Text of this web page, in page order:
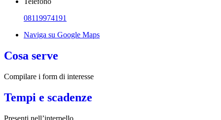
08119974191
Naviga su Google Maps
Cosa serve
Compilare i form di interesse
Tempi e scadenze
Presenti nell’interpello